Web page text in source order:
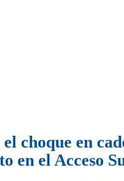
choque en
en el Acceso